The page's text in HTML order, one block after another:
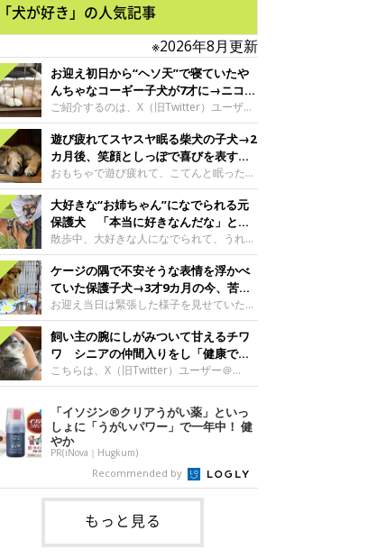
「犬が好き」の人気記事
※2026年8月更新
お迎え初日から“ヘソ天”で寝ていたや
んちゃなコーギー子犬が7才に→ニコニ
コ“コーギースマイル”が魅力のコに成
長！
ご紹介するのは、X（旧Twitter）ユーザー
＠Kus1oKg2vsgdWS2さんの愛犬でウェル
シュ・コーギー・ペンブロークの神楽ちゃ
ん。今年の8月で7才になるという神楽ちゃ
んですが、いったいどんな子犬時代を過ご
したのでしょうか。今回は、神楽ちゃんの
成長を飼い主さんと振り返ります！神楽ち
ゃんの成長について聞いた！お迎えから数
日後の神楽ちゃん（撮影時生後2カ月）＠
Kus1oKg2vsgdWS2――お迎え当初の神楽
ちゃんの様子について教えてください。飼
い主さん： 「お迎え当日から“ヘソ天”で寝
るようなコでし
遊び疲れてスヤスヤ眠る柴犬の子犬→2
カ月後、笑顔としっぽで喜びを表すコ
に成長！
おもちゃで遊び疲れて、こてんと眠った子
犬。あれから2カ月、表情や行動にさまざ
まな変化が見られるようになりました。遊
び疲れて眠る生後2カ月のなっちゃん遊び
疲れた様子のなっちゃん。@Pkndg_紹介
するのは、X（旧Twitter）ユーザー
@Pkndg_さんの愛犬・なっちゃん（取材
時、生後4カ月／柴犬）。こちらの写真
は、なっちゃんが生後2カ月のころに撮影
された一枚です。この日、なっちゃんは家
族と一緒におもちゃで遊んでいました。た
くさん遊んで疲れたのか、その後は眠り始
めたそうです。眠るなっちゃん。
@Pkndg_
大好きな“お姉ちゃん”になでられる元
保護犬 「本当に好きなんだな」と感
じる表情にほっこり
散歩中、大好きな人になでられて、うれし
そうな表情を見せる元保護犬。甘えるよう
な姿に、見ているこちらまでほっこりしま
す。大好きな“お姉ちゃん”に甘える小次郎
くん妹さんになでてもらい、うれしそうな
表情を見せる小次郎くん（2026年6月撮
影）。@mika_Jimmy紹介するのは、X（旧
Twitter）ユーザー@mika_Jimmyさんの愛
犬・小次郎くん（撮影時5才）。こちら
は、飼い主さんの妹さんと一緒に散歩をし
日、飼い主さんは実家から自宅へ帰る途
中、妹さんと公園で待ち合わせ
ケージの隅で不安そうな表情を浮かべ
ていた保護子犬→3才9カ月の今、苦手
を克服し頼もしいコに成長！
お迎え当日は緊張した様子を見せていた元
野犬の保護子犬。あれから約3年半、苦手
だったことを一つひとつ克服し、家族に寄
り添う姿を見せています。お迎え当日、ケ
ージの隅で不安そうにお迎え当日のシルビ
アちゃん。@nemonemotos今回紹介する
のは、X（旧Twitter）ユーザー
@nemonemotosさんの愛犬・シルビアち
ゃん（撮影当時、生後推定2カ月）。飼い
主さんが「#最初に撮った一枚」として投
稿した写真には、ケージの隅で不安そうな
表情を浮かべるシルビアちゃんの姿が写っ
ていました。こちらは、保護犬だったシル
飼い主の腕にしがみついて甘えるチワ
ワ シニアの仲間入りをし「健康で穏
やかな暮らしが続いてほしい」と願う
こちらは、X（旧Twitter）ユーザー＠
kotubusuke617さんが投稿した写真。写
っているのは、愛犬でチワワのつぶしゃん
（本名：こつぶちゃん）です。飼い主さん
の腕にしがみつくつぶしゃん（撮影時6
才）＠kotubusuke617撮影当時の状況に
ついて伺うと、飼い主さんはこう教えてく
れました。飼い主さん： 「ある休日のこ
とです。私がソファに座った途端にひざの
上にのってきたので、そのままなでながら
テレビを見ていたのですが、微動だにしな
いので気になって見てみると、腕にしがみ
「イソジン®クリアうがい薬」といっ
しょに「うがいパワー」で一年中！ 健
やか
PR(iNova｜Hugkum)
Recommended by
もっと見る